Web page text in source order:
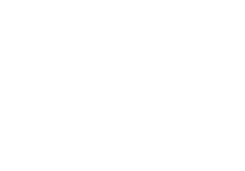
en famille.